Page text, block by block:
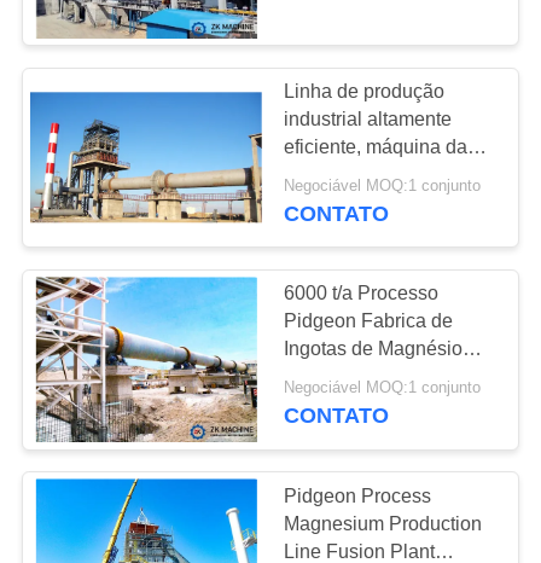
máquina do
triturador de pedra
37
Máquina da tela de
vibração
Linha de produção
industrial altamente
eficiente, máquina da
estufa giratória do
magnésio
Negociável MOQ:1 conjunto
CONTATO
6000 t/a Processo
Pidgeon Fabrica de
Ingotas de Magnésio
Dolomita Proteção do
ambiente
Negociável MOQ:1 conjunto
CONTATO
Pidgeon Process
Magnesium Production
Line Fusion Plant